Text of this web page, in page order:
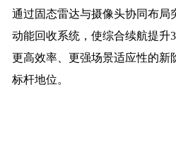
通过固态雷达与摄像头协同布局
动能回收系统，使综合续航提升
更高效率、更强场景适应性的新
标杆地位。